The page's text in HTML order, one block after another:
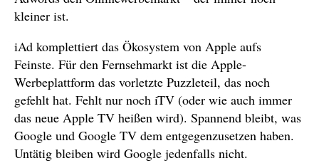
kleiner ist.
iAd komplettiert das Ökosystem von Apple aufs
Feinste. Für den Fernsehmarkt ist die Apple-
Werbeplattform das vorletzte Puzzleteil, das noch
gefehlt hat. Fehlt nur noch iTV (oder wie auch immer
das neue Apple TV heißen wird). Spannend bleibt, was
Google und Google TV dem entgegenzusetzen haben.
Untätig bleiben wird Google jedenfalls nicht.